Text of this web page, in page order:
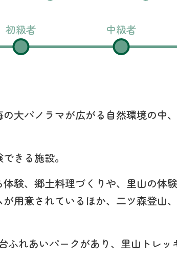
初級者 中級者
大パノラマが広がる自然環境の中
きる施設。
験、郷土料理づくりや、里山の体
用意されているほか、二ツ森登山
ふれあいパークがあり、里山トレ